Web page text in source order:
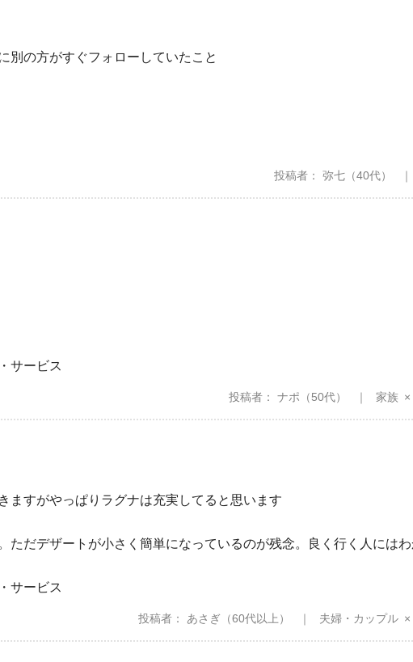
別の方がすぐフォローしていたこと
投稿者 弥七 （40代）
サービス
投稿者 ナポ （50代） 家族
ますがやっぱりラグナは充実してると思います
ただデザートが小さく簡単になっているのが残念。良く行く人にはわ
サービス
投稿者 あさぎ （60代以上） 夫婦・カップル